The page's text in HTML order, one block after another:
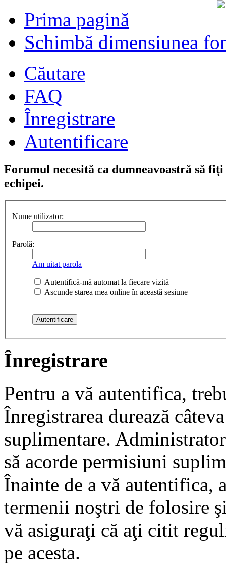
Prima pagină
Schimbă dimensiunea
Căutare
FAQ
Înregistrare
Autentificare
Forumul necesită ca dumneavoastră să
echipei.
Nume utilizator:
Parolă:
Am uitat parola
Autentifică-mă automat la fiecare vizită
Ascunde starea mea online în această sesiune
Înregistrare
Pentru a vă autentifica,
Înregistrarea durează
suplimentare.
să acorde permisiuni
Înainte de a vă autentifica,
termenii noştri de folosire
vă asiguraţi că aţi citit
pe acesta.